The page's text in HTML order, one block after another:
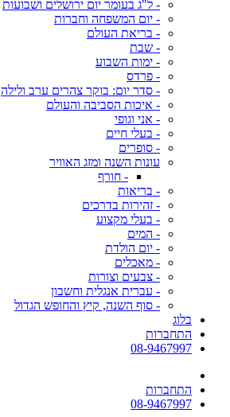
- ל"ג בעומר יום ירושלים ושבועות
- יום המשפחה וחברות
- בריאת העולם
- שבת
- ימות השבוע
- פרדס
- סדר יום: בוקר צהרים ערב ולילה
- איכות הסביבה והעולם
- אני וגופי
- בעלי חיים
- סופרים
עונות השנה ומזג האוויר
- חורף
- בריאות
- זהירות בדרכים
- בעלי מקצוע
- המים
- יום הולדת
- מאכלים
- צבעים וצורות
- עברית אנגלית וחשבון
- סוף השנה, קיץ והחופש הגדול
בלוג
התחברות
08-9467997
התחברות
08-9467997